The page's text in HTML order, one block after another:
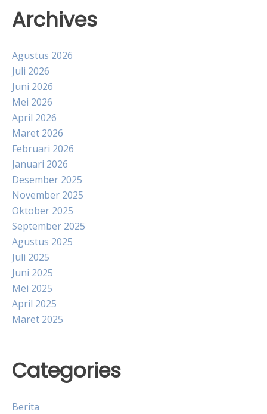
Archives
Agustus 2026
Juli 2026
Juni 2026
Mei 2026
April 2026
Maret 2026
Februari 2026
Januari 2026
Desember 2025
November 2025
Oktober 2025
September 2025
Agustus 2025
Juli 2025
Juni 2025
Mei 2025
April 2025
Maret 2025
Categories
Berita